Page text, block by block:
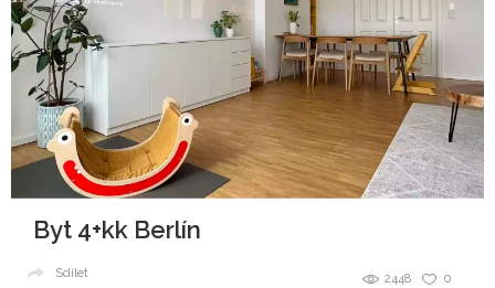
Byt 4+kk Berlín
0
2448
Sdílet